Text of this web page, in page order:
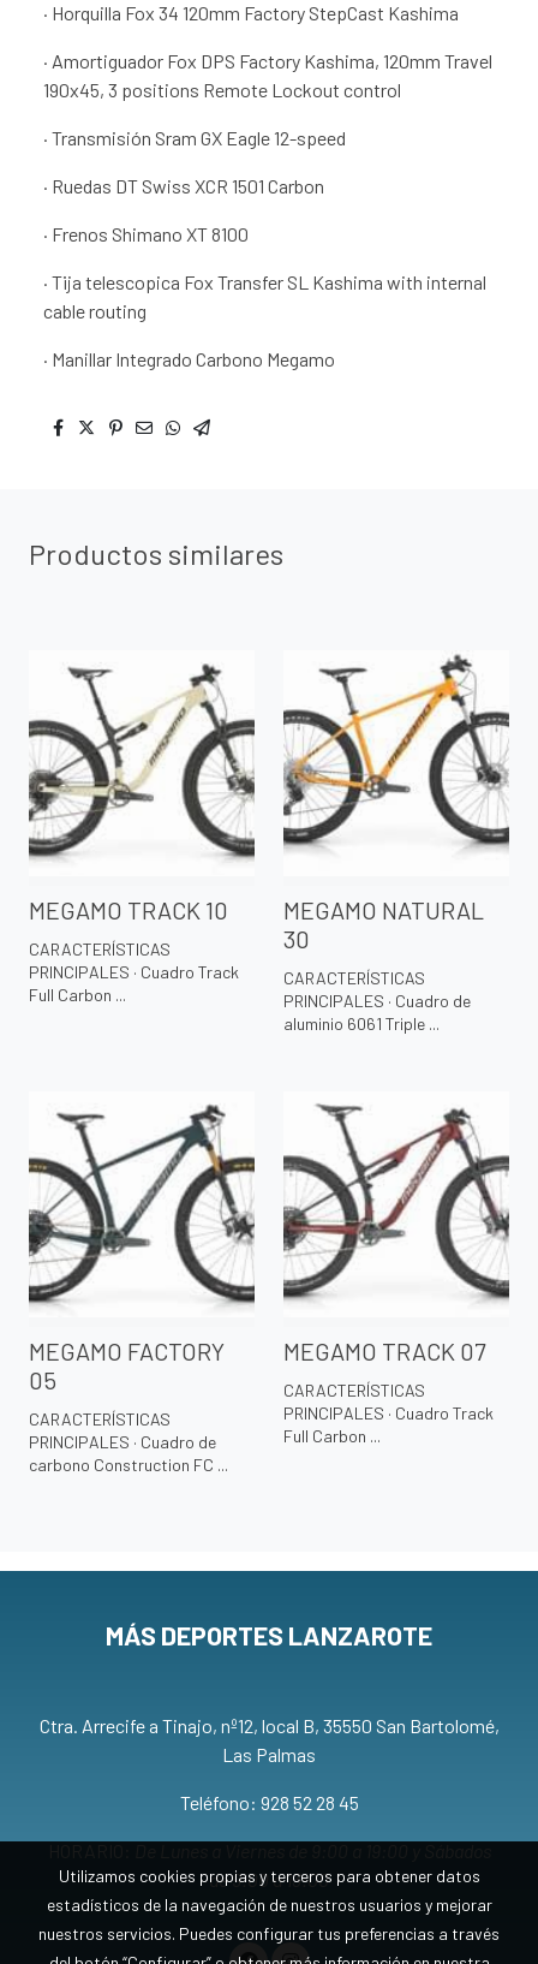
· Horquilla Fox 34 120mm Factory StepCast Kashima
· Amortiguador Fox DPS Factory Kashima, 120mm Travel
190x45, 3 positions Remote Lockout control
· Transmisión Sram GX Eagle 12-speed
· Ruedas DT Swiss XCR 1501 Carbon
· Frenos Shimano XT 8100
· Tija telescopica Fox Transfer SL Kashima with internal
cable routing
· Manillar Integrado Carbono Megamo
Productos similares
MEGAMO TRACK 10
CARACTERÍSTICAS
PRINCIPALES · Cuadro Track
Full Carbon ...
MEGAMO NATURAL
30
CARACTERÍSTICAS
PRINCIPALES · Cuadro de
aluminio 6061 Triple ...
MEGAMO FACTORY
05
CARACTERÍSTICAS
PRINCIPALES · Cuadro de
carbono Construction FC ...
MEGAMO TRACK 07
CARACTERÍSTICAS
PRINCIPALES · Cuadro Track
Full Carbon ...
MÁS DEPORTES LANZAROTE
Ctra. Arrecife a Tinajo, nº12, local B, 35550 San Bartolomé,
Las Palmas
Teléfono: 928 52 28 45
de 9:00 a 13:00
Utilizamos cookies propias y terceros para obtener datos
estadísticos de la navegación de nuestros usuarios y mejorar
nuestros servicios. Puedes configurar tus preferencias a través